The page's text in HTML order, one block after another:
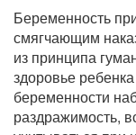
Беременность
смягчающим
из принципа
здоровье
беременности
раздражимость,